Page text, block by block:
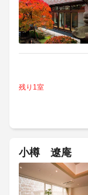
残り1室
小樽 遼庵